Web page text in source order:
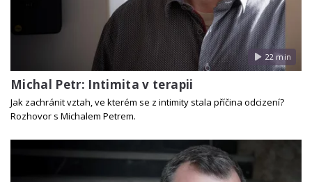
22 min
Michal Petr: Intimita v terapii
Jak zachránit vztah, ve kterém se z intimity stala příčina odcizení?
Rozhovor s Michalem Petrem.